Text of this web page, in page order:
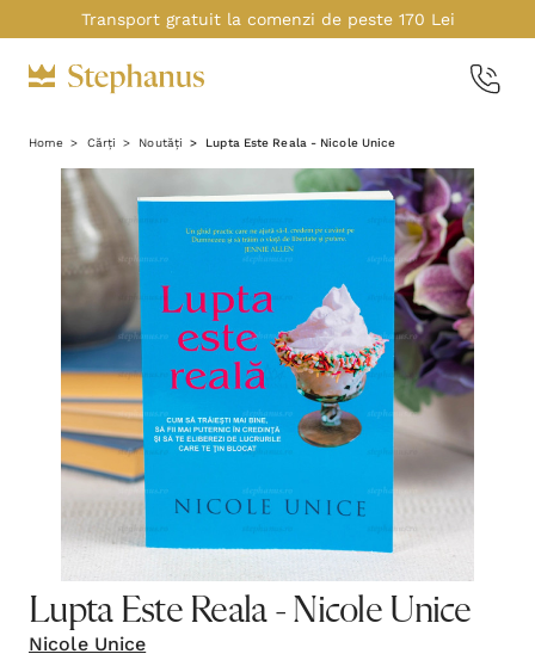
Transport gratuit la comenzi de peste 170 Lei
Home Cărți Noutăți Lupta Este Reala - Nicole Unice
Lupta Este Reala - Nicole Unice
Nicole Unice